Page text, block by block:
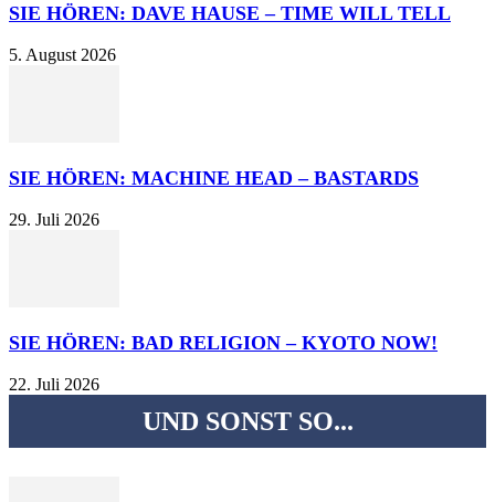
SIE HÖREN: DAVE HAUSE – TIME WILL TELL
5. August 2026
SIE HÖREN: MACHINE HEAD – BASTARDS
29. Juli 2026
SIE HÖREN: BAD RELIGION – KYOTO NOW!
22. Juli 2026
UND SONST SO...